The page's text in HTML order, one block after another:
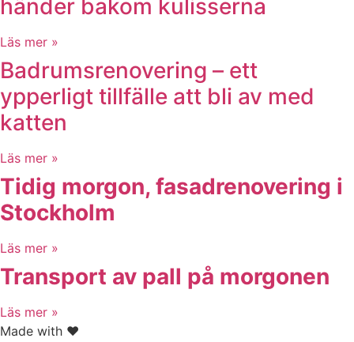
händer bakom kulisserna
Läs mer »
Badrumsrenovering – ett
ypperligt tillfälle att bli av med
katten
Läs mer »
Tidig morgon, fasadrenovering i
Stockholm
Läs mer »
Transport av pall på morgonen
Läs mer »
Made with ❤